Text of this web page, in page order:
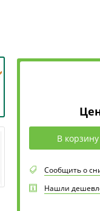
В корзину
Сообщить о
Нашли